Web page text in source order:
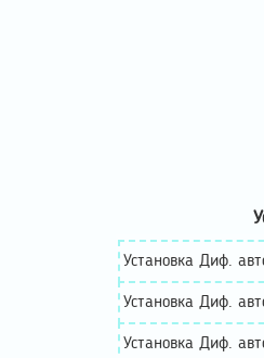
Установка Диф.
Установка Диф.
Установка Диф.